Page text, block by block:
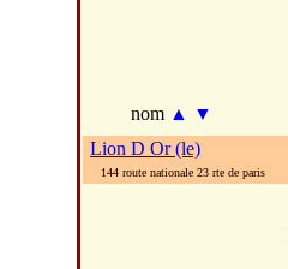
nom ▲ ▼
Lion D Or (le)
144 route nationale 23 rte de paris